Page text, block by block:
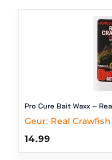
Pro Cure Bait Waxx –
Geur: Real Crawfish
14.99